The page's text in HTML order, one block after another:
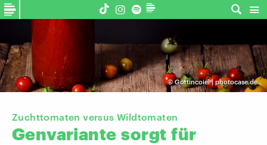
©Gortincoiel | photocase.de
Zuchttomaten versus Wildtomaten
Genvariante sorgt für